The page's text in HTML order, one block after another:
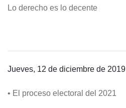
Lo derecho es lo decente
Jueves, 12 de diciembre de 2019
• El proceso electoral del 2021